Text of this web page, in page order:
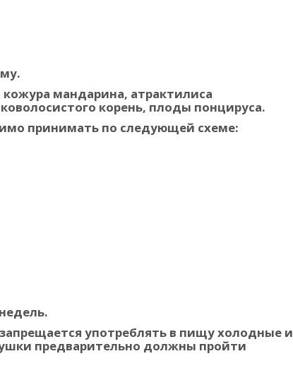
мандарина, атрактилиса
корень, плоды понцируса.
принимать по следующей схеме:
употреблять в пищу холодные и
предварительно должны пройти